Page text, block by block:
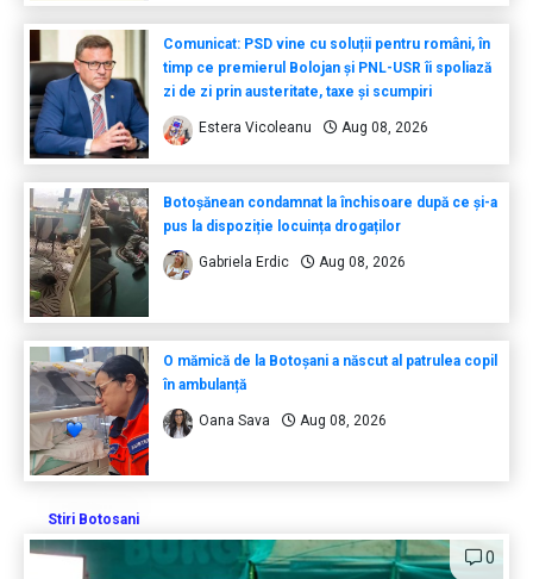
Comunicat: PSD vine cu soluții pentru români, în
timp ce premierul Bolojan și PNL-USR îi spoliază
zi de zi prin austeritate, taxe și scumpiri
Estera Vicoleanu Aug 08, 2026
Botoșănean condamnat la închisoare după ce și-a
pus la dispoziție locuința drogaților
Gabriela Erdic Aug 08, 2026
O mămică de la Botoșani a născut al patrulea copil
în ambulanță
Oana Sava Aug 08, 2026
Stiri Botosani
0